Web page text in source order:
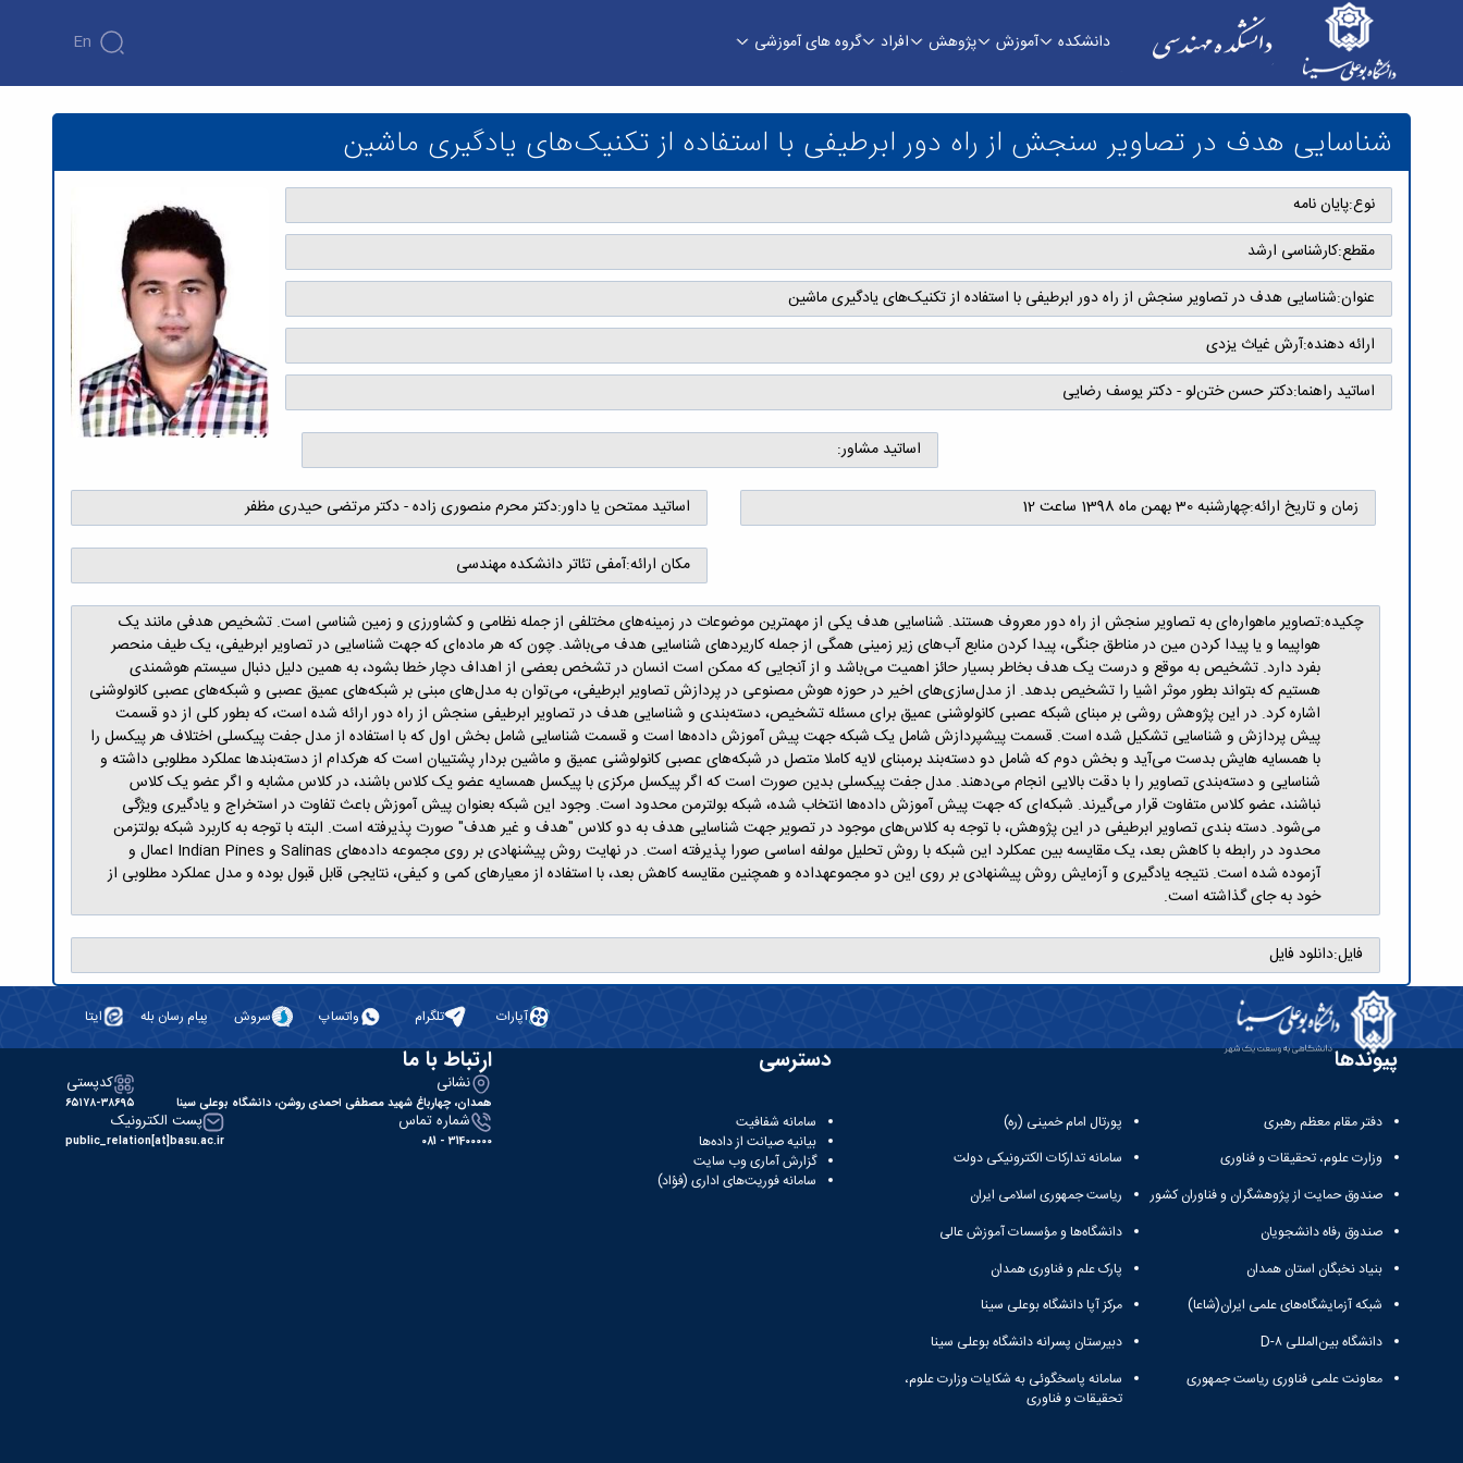
دانشکده آموزش پژوهش افراد گروه های آموزشی En
شناسایی هدف در تصاویر سنجش از راه دور ابرطیفی با استفاده از تکنیک‌های یادگیری ماشین
نوع:پایان نامه
مقطع:کارشناسی ارشد
عنوان:شناسایی هدف در تصاویر سنجش از راه دور ابرطیفی با استفاده از تکنیک‌های یادگیری ماشین
ارائه دهنده:آرش غیاث یزدی
اساتید راهنما:دکتر حسن ختن‌لو - دکتر یوسف رضایی
اساتید مشاور:
اساتید ممتحن یا داور:دکتر محرم منصوری زاده - دکتر مرتضی حیدری مظفر زمان و تاریخ ارائه:چهارشنبه 30 بهمن ماه 1398 ساعت 12
مکان ارائه:آمفی تئاتر دانشکده مهندسی
چکیده:تصاویر ماهواره‌ای به تصاویر سنجش از راه دور معروف هستند. شناسایی هدف یکی از مهمترین موضوعات در زمینه‌های مختلفی از جمله نظامی و کشاورزی و زمین شناسی است. تشخیص هدفی مانند یک
هواپیما و یا پیدا کردن مین در مناطق جنگی، پیدا کردن منابع آب‌های زیر زمینی همگی از جمله کاریردهای شناسایی هدف می‌باشد. چون که هر ماده‌ای که جهت شناسایی در تصاویر ابرطیفی، یک طیف منحصر
بفرد دارد. تشخیص به موقع و درست یک هدف بخاطر بسیار حائز اهمیت می‌باشد و از آنجایی که ممکن است انسان در تشخص بعضی از اهداف دچار خطا بشود، به همین دلیل دنبال سیستم هوشمندی
هستیم که بتواند بطور موثر اشیا را تشخیص بدهد. از مدل‌سازی‌های اخیر در حوزه هوش مصنوعی در پردازش تصاویر ابرطیفی، می‌توان به مدل‌های مبنی بر شبکه‌های عمیق عصبی و شبکه‌های عصبی کانولوشنی
اشاره کرد. در این پژوهش روشی بر مبنای شبکه عصبی کانولوشنی عمیق برای مسئله تشخیص، دسته‌بندی و شناسایی هدف در تصاویر ابرطیفی سنجش از راه دور ارائه شده است، که بطور کلی از دو قسمت
پیش پردازش و شناسایی تشکیل شده است. قسمت پیش­پردازش شامل یک شبکه جهت پیش آموزش داده‌ها است و قسمت شناسایی شامل بخش اول که با استفاده از مدل جفت پیکسلی اختلاف هر پیکسل را
با همسایه هایش بدست می‌آید و بخش دوم که شامل دو دسته‌بند برمبنای لایه کاملا متصل در شبکه‌های عصبی کانولوشنی عمیق و ماشین بردار پشتیبان است که هرکدام از دسته‌بندها عملکرد مطلوبی داشته و
شناسایی و دسته‌بندی تصاویر را با دقت بالایی انجام می‌دهند. مدل جفت پیکسلی بدین صورت است که اگر پیکسل مرکزی با پیکسل همسایه عضو یک کلاس باشند، در کلاس مشابه و اگر عضو یک کلاس
نباشند، عضو کلاس متفاوت قرار می‌گیرند. شبکه‌ای که جهت پیش آموزش داده‌ها انتخاب شده، شبکه بولترمن محدود است. وجود این شبکه بعنوان پیش آموزش باعث تفاوت در استخراج و یادگیری ویژگی
می‌شود. دسته بندی تصاویر ابرطیفی در این پژوهش، با توجه به کلاس‌های موجود در تصویر جهت شناسایی هدف به‌ دو کلاس "هدف و غیر هدف" صورت پذیرفته است. البته با توجه به کاربرد شبکه بولتزمن
محدود در رابطه با کاهش بعد، یک مقایسه بین عمکلرد این شبکه با روش تحلیل مولفه اساسی صورا پذیرفته است. در نهایت روش پیشنهادی بر روی مجموعه داده‌های Salinas و Indian Pines اعمال و
آزموده شده است. نتیجه یادگیری و آزمایش روش پیشنهادی بر روی این دو مجموعه­داده و همچنین مقایسه کاهش بعد، با استفاده از معیارهای کمی و کیفی، نتایجی قابل قبول بوده و مدل عملکرد مطلوبی از
خود به جای گذاشته است.
فایل:دانلود فایل
آپارات تلگرام واتساپ سروش پیام رسان بله ایتا
پیوندها
دفتر مقام معظم رهبری
وزارت علوم، تحقیقات و فناوری
صندوق حمایت از پژوهشگران و فناوران کشور
صندوق رفاه دانشجویان
بنیاد نخبگان استان همدان
شبکه آزمایشگاه‌های علمی ایران(شاعا)
دانشگاه بین‌المللی D-۸
معاونت علمی فناوری ریاست جمهوری
پورتال امام خمینی (ره)
سامانه تدارکات الکترونیکی دولت
ریاست جمهوری اسلامی ایران
دانشگاه‌ها و مؤسسات آموزش عالی
پارک علم و فناوری همدان
مرکز آپا دانشگاه بوعلی سینا
دبیرستان پسرانه دانشگاه بوعلی سینا
سامانه پاسخگوئی به شکایات وزارت علوم،
تحقیقات و فناوری
دسترسی
سامانه شفافیت
بیانیه صیانت از داده‌ها
گزارش آماری وب‌ سایت
سامانه فوریت‌های اداری (فؤاد)
ارتباط با ما
نشانی
همدان، چهارباغ شهید مصطفی احمدی روشن، دانشگاه بوعلی سینا
کدپستی
۶۵۱۷۸-۳۸۶۹۵
شماره تماس
31400000 - 081
پست الکترونیک
public_relation[at]basu.ac.ir